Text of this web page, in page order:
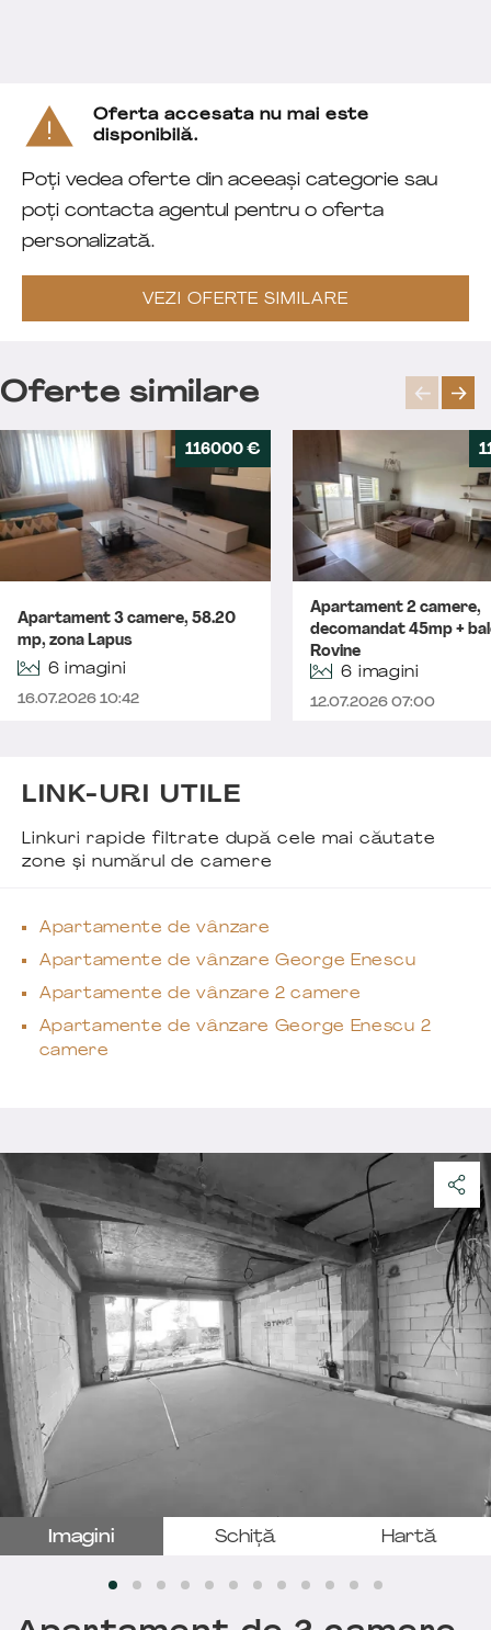
Oferta accesata nu mai este
disponibilă.
Poți vedea oferte din aceeași categorie sau
poți contacta agentul pentru o oferta
personalizată.
VEZI OFERTE SIMILARE
Oferte similare
116000 €
Apartament 3 camere, 58.20
mp, zona Lapus
6 imagini
16.07.2026 10:42
Apartament 2 camere,
decomandat 45mp +
Rovine
6 imagini
12.07.2026 07:00
LINK-URI UTILE
Linkuri rapide filtrate după cele mai căutate
zone și numărul de camere
Apartamente de vânzare
Apartamente de vânzare George Enescu
Apartamente de vânzare 2 camere
Apartamente de vânzare George Enescu 2
camere
Imagini Schiță Hartă